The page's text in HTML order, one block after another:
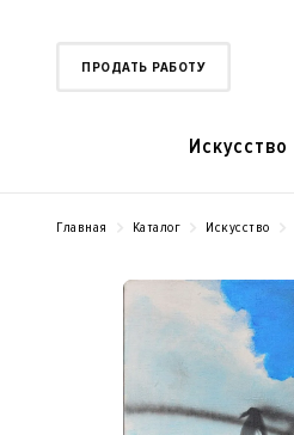
ПРОДАТЬ РАБОТУ
Искусство
Главная Каталог Искусство